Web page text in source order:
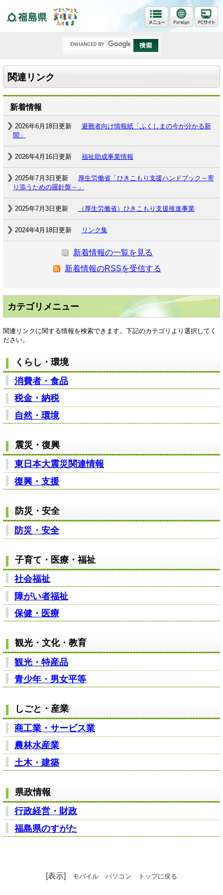
関連リンク
新着情報
2026年6月18日更新
避難者向け情報紙「ふくしまの今が分かる新
聞」
2026年4月16日更新 福祉助成事業情報
2025年7月3日更新
厚生労働省「ひきこもり支援ハンドブック～寄
り添うための羅針盤～​」
2025年7月3日更新 （厚生労働省）ひきこもり支援推進事業
2024年4月18日更新 リンク集
新着情報の一覧を見る
新着情報のRSSを受信する
カテゴリメニュー
関連リンクに関する情報を検索できます。下記のカテゴリより選択してく
ださい。
くらし・環境
消費者・食品
税金・納税
自然・環境
震災・復興
東日本大震災関連情報
復興・支援
防災・安全
防災・安全
子育て・医療・福祉
社会福祉
障がい者福祉
保健・医療
観光・文化・教育
観光・特産品
青少年・男女平等
しごと・産業
商工業・サービス業
農林水産業
土木・建築
県政情報
行政経営・財政
福島県のすがた
[表示] モバイル パソコン トップに戻る